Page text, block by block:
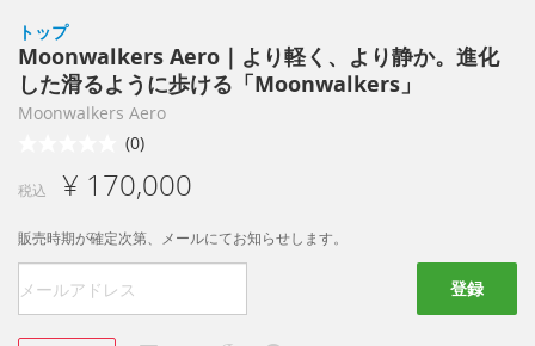
トップ
Moonwalkers Aero｜より軽く、より静か。進化
した滑るように歩ける「Moonwalkers」
Moonwalkers Aero
(0)
税込 ¥ 170,000
販売時期が確定次第、メールにてお知らせします。
登録